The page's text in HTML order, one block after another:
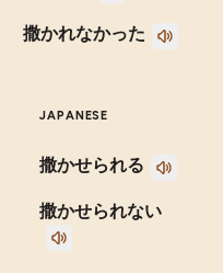
撒かれなかった
JAPANESE
撒かせられる
撒かせられない